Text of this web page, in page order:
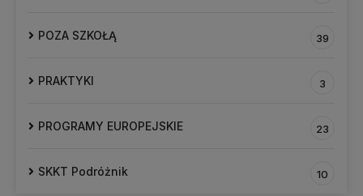
POZA SZKOŁĄ 39
PRAKTYKI 3
PROGRAMY EUROPEJSKIE 23
SKKT Podróżnik 10